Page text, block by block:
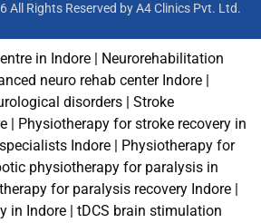
All Rights Reserved by A4 Clinics Pvt. Ltd.
in Indore | Neurorehabilitation
neuro rehab center Indore |
disorders | Stroke
| Physiotherapy for stroke recovery in
Indore | Physiotherapy for
physiotherapy for paralysis in
for paralysis recovery Indore |
in Indore | tDCS brain stimulation